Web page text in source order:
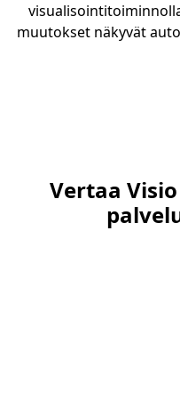
muutokset näkyvät
Vertaa